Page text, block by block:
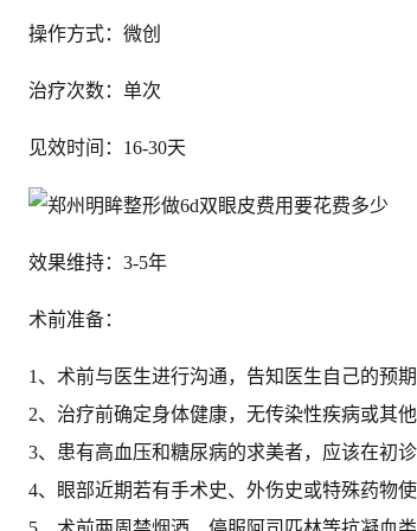
操作方式：微创
治疗次数：单次
见效时间：16-30天
效果维持：3-5年
术前准备：
1、术前与医生进行沟通，告知医生自己的预
2、治疗前确定身体健康，无传染性疾病或其他
3、患有高血压和糖尿病的求美者，应该在初
4、眼部近期若有手术史、外伤史或特殊药物